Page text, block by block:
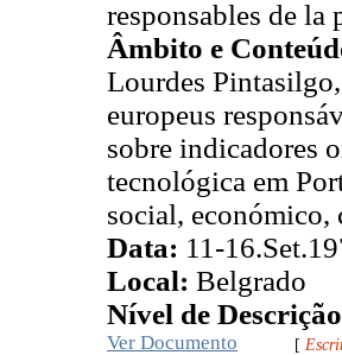
responsables de
Âmbito e
Lourdes
europeus
sobre indicadores
tecnológica em
social, económico,
Data: 11-
Local: Belgrado
Nível de
Ver Documento [